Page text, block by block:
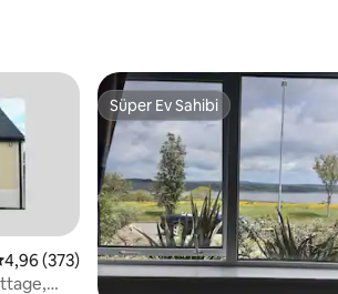
arasında
üzerinden ortalama 4,96 puan, 373
4,96 (373)
Süper Ev Sahibi
Süper Ev Sahibi